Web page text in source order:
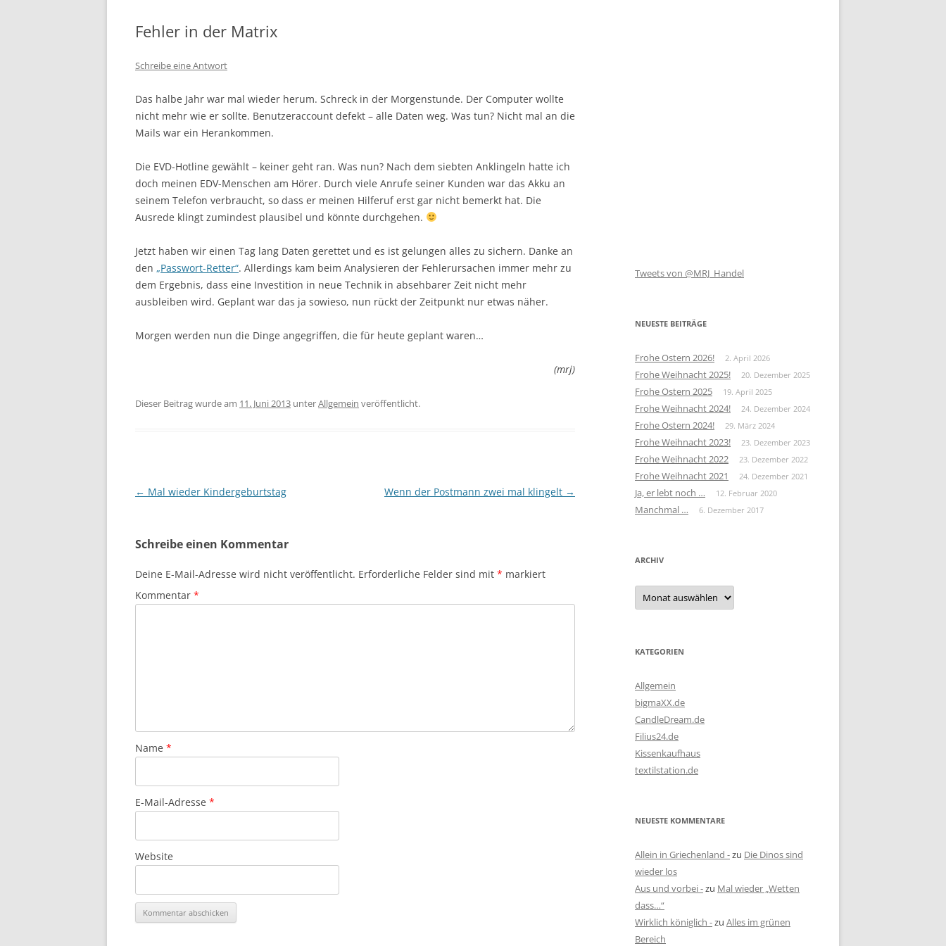
Fehler in der Matrix
Schreibe eine Antwort
Das halbe Jahr war mal wieder herum. Schreck in der Morgenstunde. Der Computer wollte
nicht mehr wie er sollte. Benutzeraccount defekt – alle Daten weg. Was tun? Nicht mal an die
Mails war ein Herankommen.
Die EVD-Hotline gewählt – keiner geht ran. Was nun? Nach dem siebten Anklingeln hatte ich
doch meinen EDV-Menschen am Hörer. Durch viele Anrufe seiner Kunden war das Akku an
seinem Telefon verbraucht, so dass er meinen Hilferuf erst gar nicht bemerkt hat. Die
Ausrede klingt zumindest plausibel und könnte durchgehen.
Jetzt haben wir einen Tag lang Daten gerettet und es ist gelungen alles zu sichern. Danke an
den „Passwort-Retter“. Allerdings kam beim Analysieren der Fehlerursachen immer mehr zu
dem Ergebnis, dass eine Investition in neue Technik in absehbarer Zeit nicht mehr
ausbleiben wird. Geplant war das ja sowieso, nun rückt der Zeitpunkt nur etwas näher.
Morgen werden nun die Dinge angegriffen, die für heute geplant waren…
(mrj)
Dieser Beitrag wurde am 11. Juni 2013 unterAllgemein veröffentlicht.
Beitragsnavigation
← Mal wieder Kindergeburtstag Wenn der Postmann zwei mal klingelt →
Schreibe einen Kommentar
Deine E-Mail-Adresse wird nicht veröffentlicht. Erforderliche Felder sind mit * markiert
Kommentar *
Name *
E-Mail-Adresse *
Website
Tweets von @MRJ_Handel
NEUESTE BEITRÄGE
Frohe Ostern 2026! 2. April 2026
Frohe Weihnacht 2025! 20. Dezember 2025
Frohe Ostern 2025 19. April 2025
Frohe Weihnacht 2024! 24. Dezember 2024
Frohe Ostern 2024! 29. März 2024
Frohe Weihnacht 2023! 23. Dezember 2023
Frohe Weihnacht 2022 23. Dezember 2022
Frohe Weihnacht 2021 24. Dezember 2021
Ja, er lebt noch … 12. Februar 2020
Manchmal … 6. Dezember 2017
ARCHIV
Archiv
KATEGORIEN
Allgemein
bigmaXX.de
CandleDream.de
Filius24.de
Kissenkaufhaus
textilstation.de
NEUESTE KOMMENTARE
Allein in Griechenland -zu Die Dinos sind
wieder los
Aus und vorbei -zu Mal wieder „Wetten
dass…“
Wirklich königlich -zu Alles im grünen
Bereich